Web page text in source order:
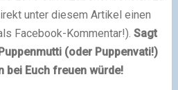
unter diesem Artikel einen
Facebook-Kommentar!). Sagt
(oder Puppenvati!)
bei Euch freuen würde!